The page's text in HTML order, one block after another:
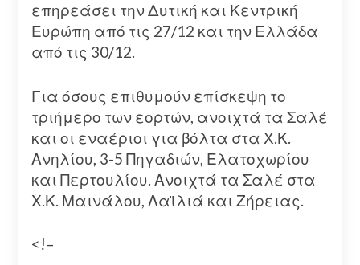
επηρεάσει την Δυτική και Κεντρική
Ευρώπη από τις 27/12 και την Ελλάδα
από τις 30/12.
Για όσους επιθυμούν επίσκεψη το
τριήμερο των εορτών, ανοιχτά τα Σαλέ
και οι εναέριοι για βόλτα στα Χ.Κ.
Ανηλίου, 3-5 Πηγαδιών, Ελατοχωρίου
και Περτουλίου. Ανοιχτά τα Σαλέ στα
Χ.Κ. Μαινάλου, Λαϊλιά και Ζήρειας.
<!–